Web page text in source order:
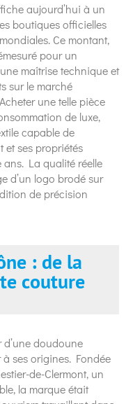
aujourd’hui à un
boutiques officielles
Ce montant,
pour un
maîtrise technique et
sur le marché
une telle pièce
de luxe,
capable de
et ses propriétés
La qualité réelle
d’un logo brodé sur
de précision
: de la
couture
d’une doudoune
à ses origines. Fondée
de-Clermont, un
la marque était